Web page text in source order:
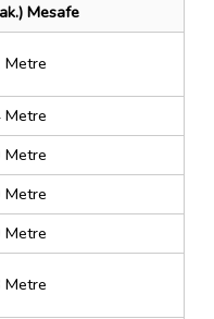
Mesafe
Metre
Metre
Metre
Metre
Metre